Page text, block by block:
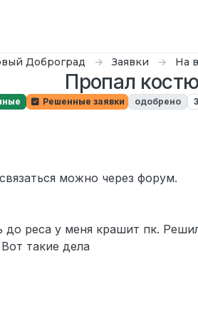
Доброград Заявки На
Пропал
Решенные заявки одобрено 3
можно через форум.
реса у меня крашит пк.
такие дела